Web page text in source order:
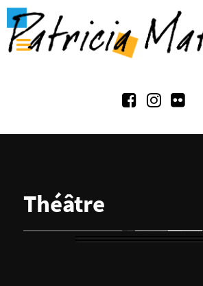
Théâtre